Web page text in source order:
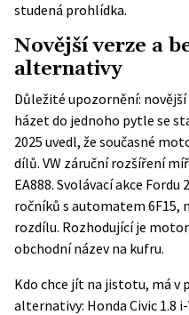
studená prohlídka.
Novější verze a
alternativy
Důležité upozornění:
házet do jednoho pytle se
2025 uvedl, že současné
dílů. VW záruční rozšíření
EA888. Svolávací akce Fordu
ročníků s automatem 6F15,
rozdílu. Rozhodující je
obchodní název na kufru.
Kdo chce jít na jistotu, má v
alternativy: Honda Civic 1.8